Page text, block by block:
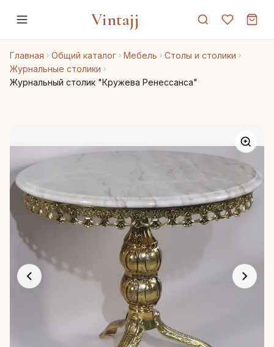
Vintajj
Главная Общий каталог Мебель
Столы и столики
Журнальные столики
Журнальный столик "Кружева Ренессанса"